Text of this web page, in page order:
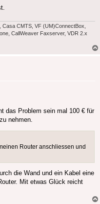
CMTS, VF (UM)ConnectBox,
CallWeaver Faxserver, VDR 2.x
das Problem sein mal 100 € für
nehmen.
Router anschliessen und
die Wand und ein Kabel eine
Mit etwas Glück reicht